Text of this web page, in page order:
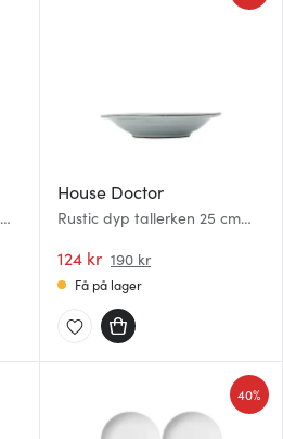
House Doctor
Rustic dyp tallerken 25 cm
124 kr 190 kr
Få på lager
40%